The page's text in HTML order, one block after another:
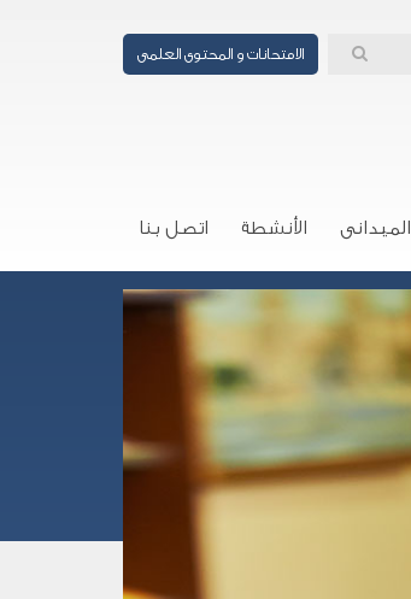
الامتحانات و المحتوى العلمى
الأنشطة اتصل بنا